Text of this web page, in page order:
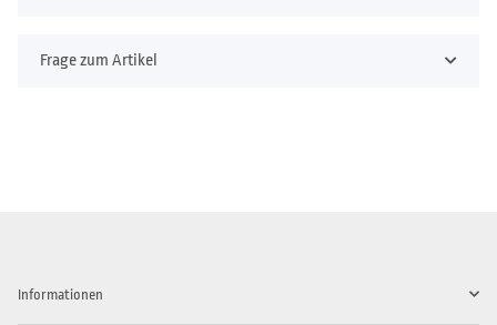
Frage zum Artikel
Informationen